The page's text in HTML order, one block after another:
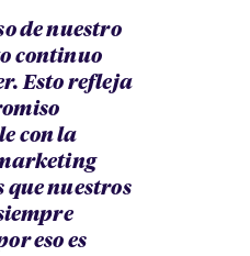
de nuestro
continuo
Esto refleja
con la
que nuestros
eso es